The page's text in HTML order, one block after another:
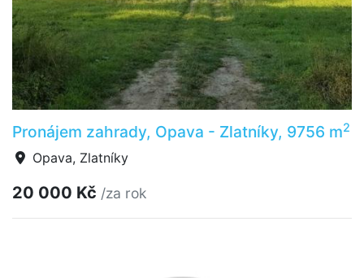
Pronájem zahrady, Opava - Zlatníky, 9756 m2
Opava, Zlatníky
20 000 Kč /za rok